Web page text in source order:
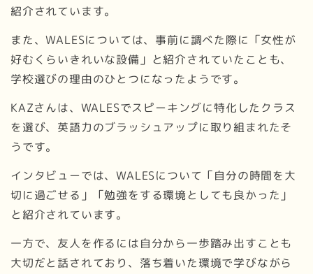
紹介されています。
また、WALESについては、事前に調べた際に「女性が
好むくらいきれいな設備」と紹介されていたことも、
学校選びの理由のひとつになったようです。
KAZさんは、WALESでスピーキングに特化したクラス
を選び、英語力のブラッシュアップに取り組まれたそ
うです。
インタビューでは、WALESについて「自分の時間を大
切に過ごせる」「勉強をする環境としても良かった」
と紹介されています。
一方で、友人を作るには自分から一歩踏み出すことも
大切だと話されており、落ち着いた環境で学びながら